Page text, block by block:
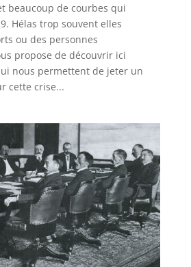
beaucoup de courbes qui
Hélas trop souvent elles
ou des personnes
propose de découvrir ici
nous permettent de jeter un
cette crise...